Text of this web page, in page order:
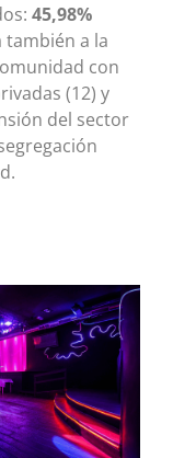
45,98%
también a la
con
(12) y
del sector